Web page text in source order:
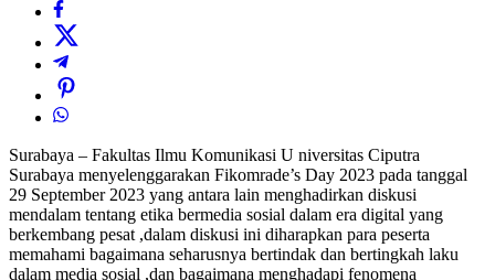
Surabaya – Fakultas Ilmu Komunikasi U niversitas Ciputra
Surabaya menyelenggarakan Fikomrade’s Day 2023 pada tanggal
29 September 2023 yang antara lain menghadirkan diskusi
mendalam tentang etika bermedia sosial dalam era digital yang
berkembang pesat ,dalam diskusi ini diharapkan para peserta
memahami bagaimana seharusnya bertindak dan bertingkah laku
dalam media sosial ,dan bagaimana menghadapi fenomena